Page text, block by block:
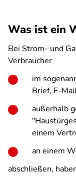
Was ist ein
Bei Strom- und
Verbraucher
im
Brief, E-
außerhalb
einem
an einem
abschließen,